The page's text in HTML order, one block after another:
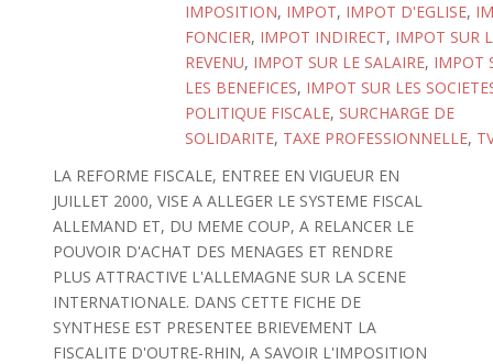
IMPOSITION, IMPOT, IMPOT D'EGLISE,
FONCIER, IMPOT INDIRECT, IMPOT SUR
REVENU, IMPOT SUR LE SALAIRE, IMPOT
LES BENEFICES, IMPOT SUR LES
POLITIQUE FISCALE, SURCHARGE DE
SOLIDARITE, TAXE PROFESSIONNELLE,
LA REFORME FISCALE, ENTREE EN VIGUEUR EN
JUILLET 2000, VISE A ALLEGER LE SYSTEME FISCAL
ALLEMAND ET, DU MEME COUP, A RELANCER LE
POUVOIR D'ACHAT DES MENAGES ET RENDRE
PLUS ATTRACTIVE L'ALLEMAGNE SUR LA SCENE
INTERNATIONALE. DANS CETTE FICHE DE
SYNTHESE EST PRESENTEE BRIEVEMENT LA
FISCALITE D'OUTRE-RHIN, A SAVOIR L'IMPOSITION